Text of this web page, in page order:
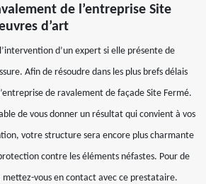
de l’entreprise Site
d’art
d’un expert si elle présente de
Afin de résoudre dans les plus brefs délais
de ravalement de façade Site Fermé.
de vous donner un résultat qui convient à vos
votre structure sera encore plus charmante
contre les éléments néfastes. Pour de
mettez-vous en contact avec ce prestataire.